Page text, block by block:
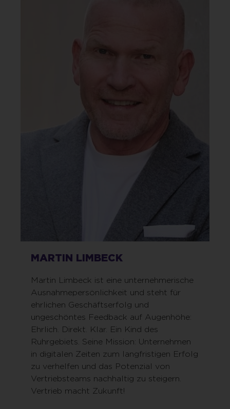
MARTIN LIMBECK
Martin Limbeck ist eine unternehmerische
Ausnahmepersönlichkeit und steht für
ehrlichen Geschäftserfolg und
ungeschöntes Feedback auf Augenhöhe:
Ehrlich. Direkt. Klar. Ein Kind des
Ruhrgebiets. Seine Mission: Unternehmen
in digitalen Zeiten zum langfristigen Erfolg
zu verhelfen und das Potenzial von
Vertriebsteams nachhaltig zu steigern.
Vertrieb macht Zukunft!